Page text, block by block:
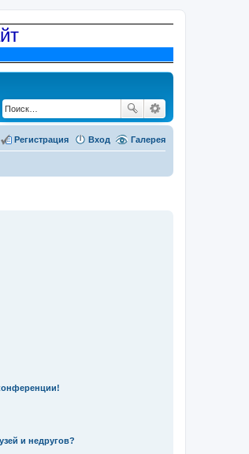
Галерея
Вход
Регистрация
и недругов?